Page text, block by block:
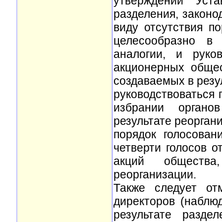
разделения,
виду отсутствия
целесообразно
аналогии, и
акционерных
создаваемых в
избрании
результате
порядок
четверти голосов
акций
реорганизации.
Также следует
директоров
результате